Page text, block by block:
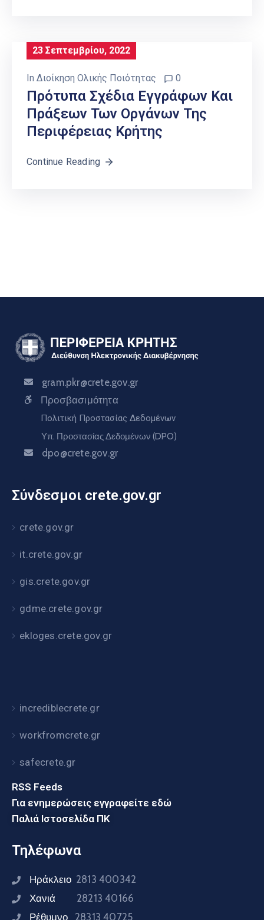
23 Σεπτεμβρίου, 2022
In Διοίκηση Ολικής Ποιότητας 0
Πρότυπα Σχέδια Εγγράφων Και
Πράξεων Των Οργάνων Της
Περιφέρειας Κρήτης
Continue Reading
gram.pkr@crete.gov.gr
Προσβασιμότητα
Πολιτική Προστασίας Δεδομένων
Υπ. Προστασίας Δεδομένων (DPO)
dpo@crete.gov.gr
Σύνδεσμοι crete.gov.gr
crete.gov.gr
it.crete.gov.gr
gis.crete.gov.gr
gdme.crete.gov.gr
ekloges.crete.gov.gr
incrediblecrete.gr
workfromcrete.gr
safecrete.gr
RSS Feeds
Για ενημερώσεις εγγραφείτε εδώ
Παλιά Ιστοσελίδα ΠΚ
Τηλέφωνα
Ηράκλειο 2813 400342
Χανιά 28213 40166
Ρέθυμνο 28313 40725